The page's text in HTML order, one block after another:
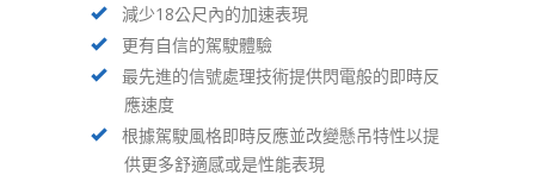
減少18公尺內的加速表現
更有自信的駕駛體驗
最先進的信號處理技術提供閃電般的即時反
應速度
根據駕駛風格即時反應並改變懸吊特性以提
供更多舒適感或是性能表現